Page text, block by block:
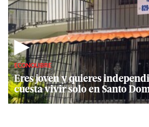
▶
ECONOLIBRE
Eres joven y quieres
cuesta vivir solo en Santo